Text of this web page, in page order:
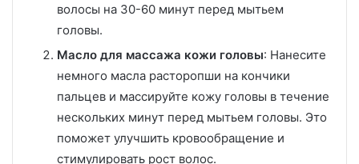
волосы на 30-60 минут перед мытьем
головы.
Масло для массажа кожи головы: Нанесите
немного масла расторопши на кончики
пальцев и массируйте кожу головы в течение
нескольких минут перед мытьем головы. Это
поможет улучшить кровообращение и
стимулировать рост волос.